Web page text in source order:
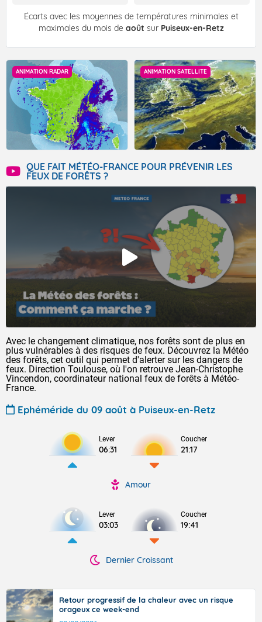
Écarts avec les moyennes de températures minimales et
maximales du mois de août sur Puiseux-en-Retz
ANIMATION RADAR ANIMATION SATELLITE
QUE FAIT MÉTÉO-FRANCE POUR PRÉVENIR LES
FEUX DE FORÊTS ?
Avec le changement climatique, nos forêts sont de plus en
plus vulnérables à des risques de feux. Découvrez la Météo
des forêts, cet outil qui permet d'alerter sur les dangers de
feux. Direction Toulouse, où l'on retrouve Jean-Christophe
Vincendon, coordinateur national feux de forêts à Météo-
France.
Ephéméride du 09 août à Puiseux-en-Retz
Lever
06:31
Coucher
21:17
Amour
Lever
03:03
Coucher
19:41
Dernier Croissant
Retour progressif de la chaleur avec un risque
orageux ce week-end